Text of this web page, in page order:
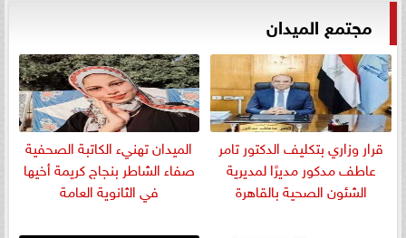
مجتمع الميدان
قرار وزاري بتكليف الدكتور تامر
عاطف مدكور مديرًا لمديرية
الشئون الصحية بالقاهرة
الميدان تهنيء الكاتبة الصحفية
صفاء الشاطر بنجاج كريمة أخيها
في الثانوية العامة